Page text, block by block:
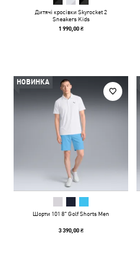
Дитячі кросівки Skyrocket 2
Sneakers Kids
1 990,00 ₴
НОВИНКА
Шорти 101 8" Golf Shorts Men
3 390,00 ₴